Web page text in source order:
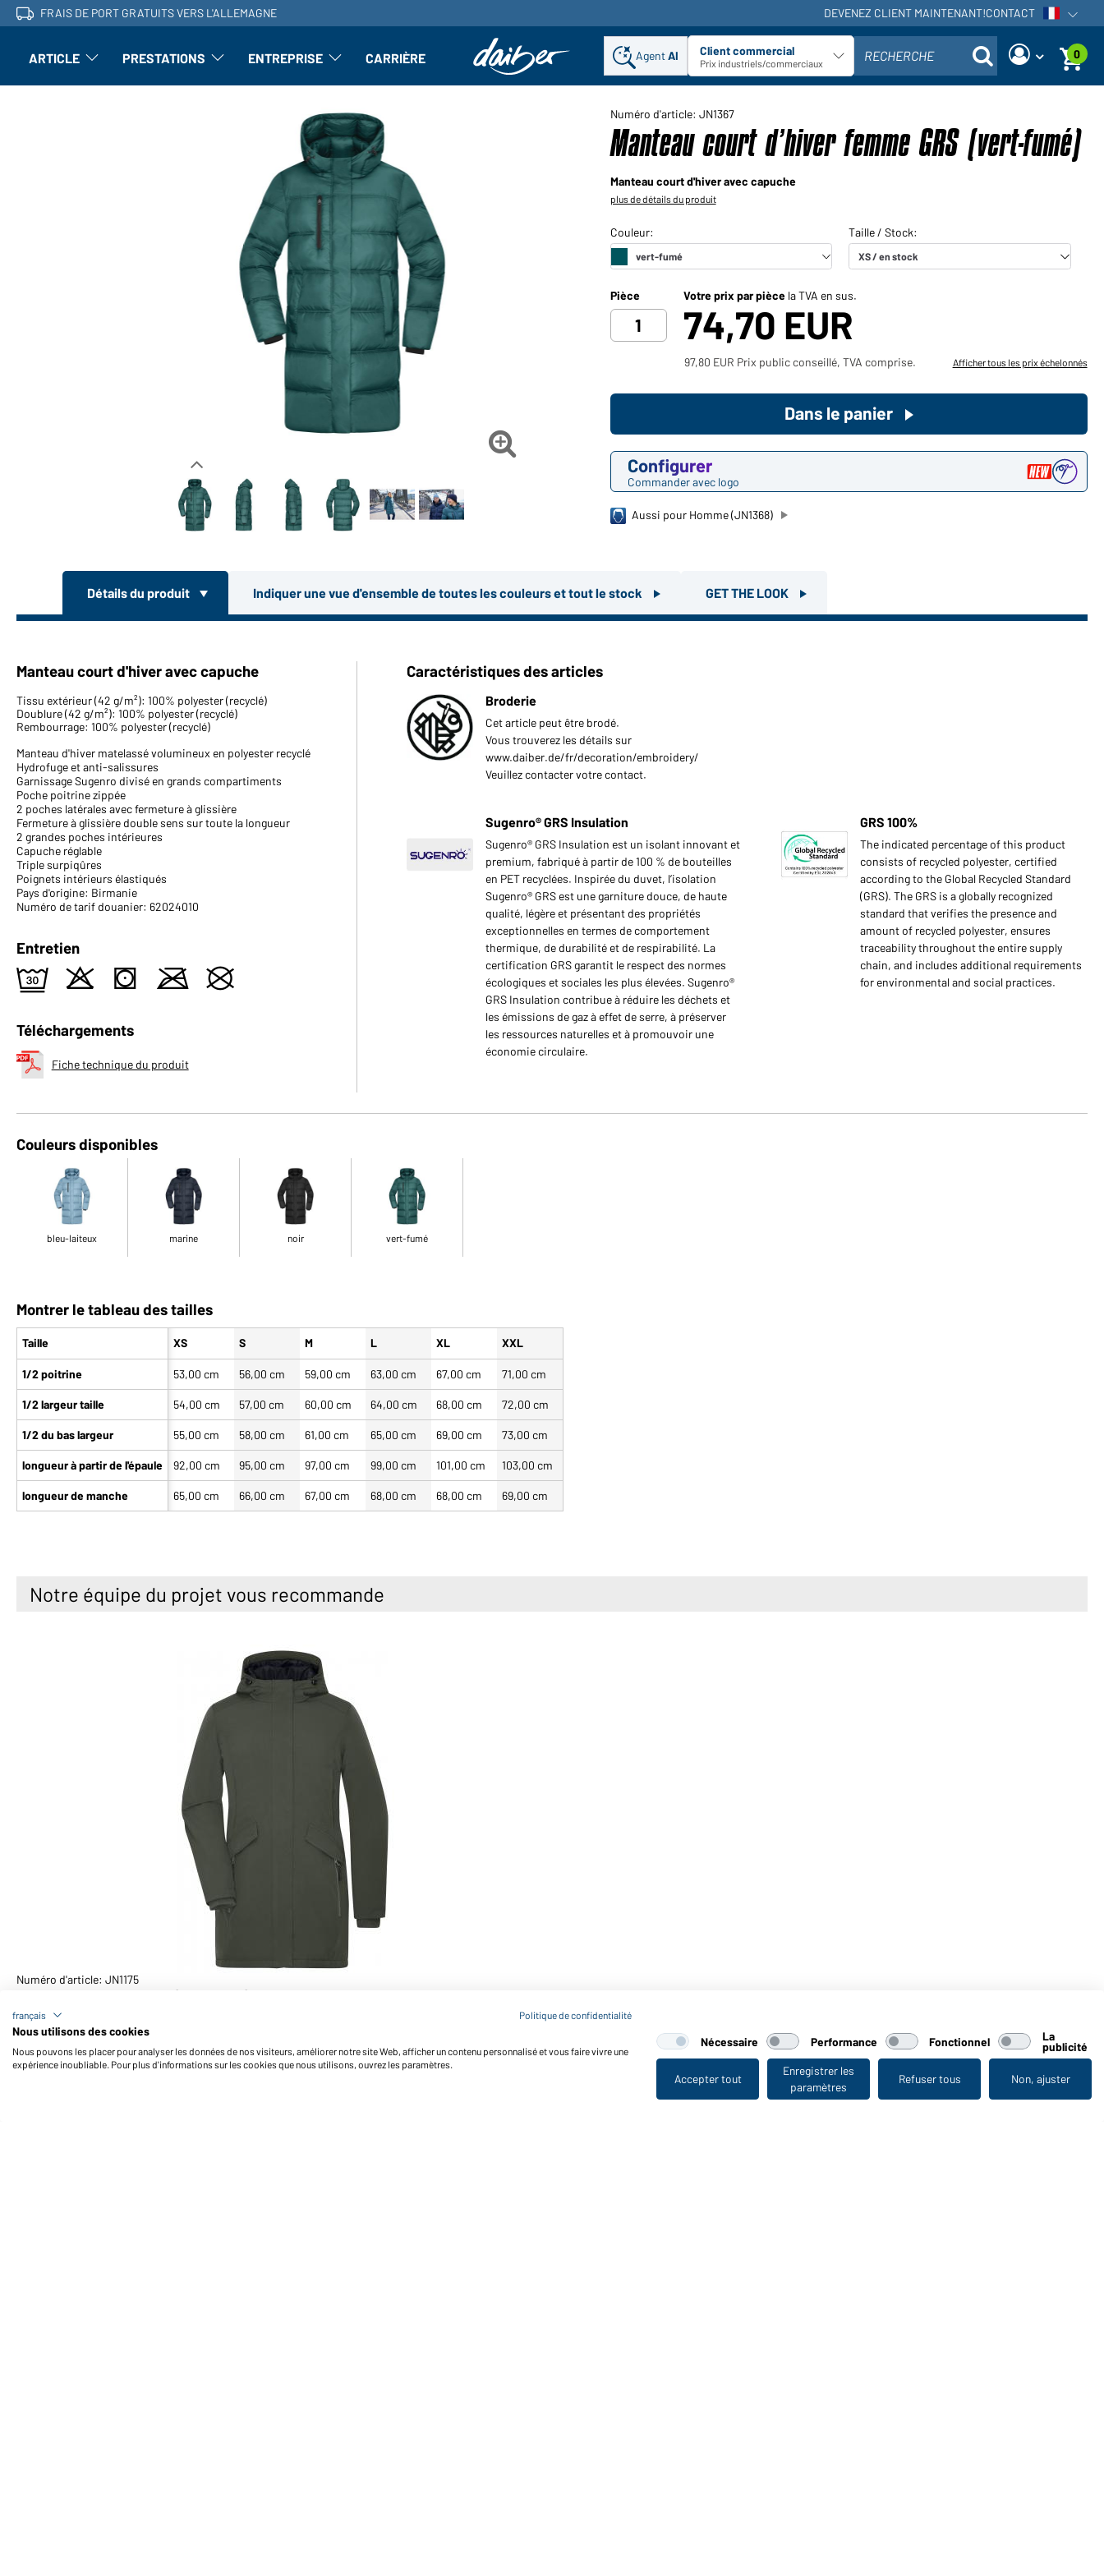
FRAIS DE PORT GRATUITS VERS L'ALLEMAGNE DEVENEZ CLIENT MAINTENANT!CONTACT Ouvrir la
ARTICLE l'article : Ouvrir le sous-menu
PRESTATIONS Perfectionnement : ouvrir le sous-menu
ENTREPRISE L'entreprise : Ouvrir le sous-menu
CARRIÈRE AgentAI Sélectionner le type de client
Client commercial
Prix industriels/commerciaux
RECHERCHE
avez déjà un compte client?
Nom d'utilisateur:
Connexion
Mot de
Voudriez-vous devenir
commerçant?
produits pour votre besoin privé?
Nom d'utilisateur:
Demander maintenant
Retour à la
0

Numéro d'article: JN1367
Manteau court d’hiver femme GRS (vert-fumé)
Manteau court d'hiver avec capuche
plus de détails du produit
Pièce Votre prix par pièce la TVA en sus.
74,70 EUR
97,80 EUR Prix public conseillé, TVA comprise. Afficher tous les prix échelonnés
Configurer
Commander avec logo
Dans le panier
Aussi pour Homme (JN1368)
Détails du produit Indiquer une vue d'ensemble de toutes les couleurs et tout le stock GET THE LOOK
Manteau court d'hiver avec capuche
Tissu extérieur (42 g/m²): 100% polyester (recyclé)
Doublure (42 g/m²): 100% polyester (recyclé)
Rembourrage: 100% polyester (recyclé)
Manteau d'hiver matelassé volumineux en polyester recyclé
Hydrofuge et anti-salissures
Garnissage Sugenro divisé en grands compartiments
Poche poitrine zippée
2 poches latérales avec fermeture à glissière
Fermeture à glissière double sens sur toute la longueur
2 grandes poches intérieures
Capuche réglable
Triple surpiqûres
Poignets intérieurs élastiqués
Pays d'origine: Birmanie
Numéro de tarif douanier: 62024010
Entretien
e o s m U
Téléchargements
Fiche technique du produit
Caractéristiques des articles
Broderie
Cet article peut être brodé.
Vous trouverez les détails sur
www.daiber.de/fr/decoration/embroidery/
Veuillez contacter votre contact.
Sugenro® GRS Insulation
Sugenro® GRS Insulation est un isolant innovant et
premium, fabriqué à partir de 100 % de bouteilles
en PET recyclées. Inspirée du duvet, l’isolation
Sugenro® GRS est une garniture douce, de haute
qualité, légère et présentant des propriétés
exceptionnelles en termes de comportement
thermique, de durabilité et de respirabilité. La
certification GRS garantit le respect des normes
écologiques et sociales les plus élevées. Sugenro®
GRS Insulation contribue à réduire les déchets et
les émissions de gaz à effet de serre, à préserver
les ressources naturelles et à promouvoir une
économie circulaire.
GRS 100%
The indicated percentage of this product
consists of recycled polyester, certified
according to the Global Recycled Standard
(GRS). The GRS is a globally recognized
standard that verifies the presence and
amount of recycled polyester, ensures
traceability throughout the entire supply
chain, and includes additional requirements
for environmental and social practices.
Couleurs disponibles
bleu-laiteux marine noir vert-fumé
Montrer le tableau des tailles
Taille
1/2 poitrine
1/2 largeur taille
1/2 du bas largeur
longueur à partir de l'épaule
longueur de manche
XS S M L XL XXL
53,00 cm 56,00 cm 59,00 cm 63,00 cm 67,00 cm 71,00 cm
54,00 cm 57,00 cm 60,00 cm 64,00 cm 68,00 cm 72,00 cm
55,00 cm 58,00 cm 61,00 cm 65,00 cm 69,00 cm 73,00 cm
92,00 cm 95,00 cm 97,00 cm 99,00 cm 101,00 cm 103,00 cm
65,00 cm 66,00 cm 67,00 cm 68,00 cm 68,00 cm 69,00 cm
Notre équipe du projet vous recommande
Numéro d'article: JN1175
Parka Business femme (olive-vert)
Vu en dernier
français Politique de confidentialité
Nous utilisons des cookies
Nous pouvons les placer pour analyser les données de nos visiteurs, améliorer notre site Web, afficher un contenu personnalisé et vous faire vivre une
expérience inoubliable. Pour plus d'informations sur les cookies que nous utilisons, ouvrez les paramètres.
Nécessaire Performance Fonctionnel La
publicité
Accepter tout
Enregistrer les
paramètres
Refuser tous Non, ajuster